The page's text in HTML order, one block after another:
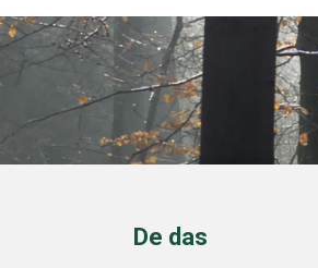
De das